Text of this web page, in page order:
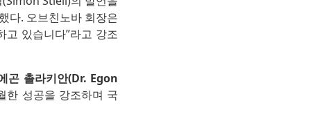
다. 오브친노바 회장은
고 있습니다”라고 강조
곤 촐라키안(Dr. Egon
한 성공을 강조하며 국